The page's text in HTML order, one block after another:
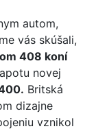
autom,
vás skúšali,
408 koní
novej
Britská
dizajne
vznikol